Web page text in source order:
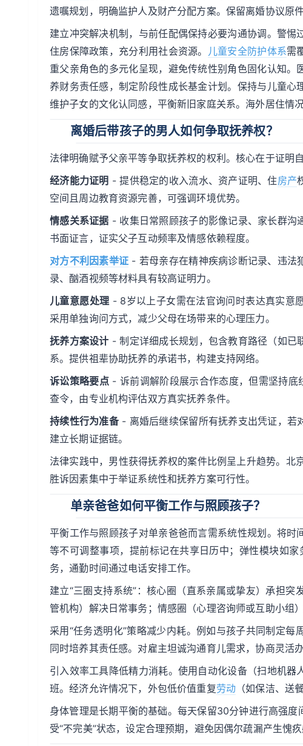
遗嘱规划，明确监护人及财产分配方案。保留离婚协议原
建立冲突解决机制，与前任配偶保持必要沟通协调。警惕
住房保障政策，充分利用社会资源。
儿童安全防护体系需
重父亲角色的多元化呈现，避免传统性别角色固化认知
养财务责任感，制定阶段性成长基金计划。保持与儿童
维护子女的文化认同感，平衡新旧家庭关系。海外居住情
离婚后带孩子的男人如何争取抚养权？
法律明确赋予父亲平等争取抚养权的权利。核心在于证明
经济能力证明 - 提供稳定的收入流水、资产证明、住房产
空间且周边教育资源完善，可强调环境优势。
情感关系证据 - 收集日常照顾孩子的影像记录、家长群沟
书面证言，证实父子互动频率及情感依赖程度。
对方不利因素举证 - 若母亲存在精神疾病诊断记录、违法
录、酗酒视频等材料具有较高证明力。
儿童意愿处理 - 8岁以上子女需在法官询问时表达真实意
采用单独询问方式，减少父母在场带来的心理压力。
抚养方案设计 - 制定详细成长规划，包含教育路径（如已
系。提供祖辈协助抚养的承诺书，构建支持网络。
诉讼策略要点 - 诉前调解阶段展示合作态度，但需坚持底
查令，由专业机构评估双方真实抚养条件。
持续性行为准备- 离婚后继续保留所有抚养支出凭证，若
建立长期证据链。
法律实践中，男性获得抚养权的案件比例呈上升趋势。
胜诉因素集中于举证系统性和抚养方案可行性。
单亲爸爸如何平衡工作与照顾孩子？
平衡工作与照顾孩子对单亲爸爸而言需系统性规划。将
等不可调整事项，提前标记在共享日历中；弹性模块如
务，通勤时间通过电话安排工作。
建立“三圈支持系统”：核心圈（直系亲属或挚友）承担
管机构）解决日常事务；情感圈（心理咨询师或互助小组
采用“任务透明化”策略减少内耗。例如与孩子共同制定每
同时培养其责任感。对雇主坦诚沟通育儿需求，协商灵活
引入效率工具降低精力消耗。使用自动化设备（扫地机
班。经济允许情况下，外包低价值重复劳动 （如保洁、送
身体管理是长期平衡的基础。每天保留30分钟进行高强
受“不完美”状态，设定合理预期，避免因偶尔疏漏产生愧疚